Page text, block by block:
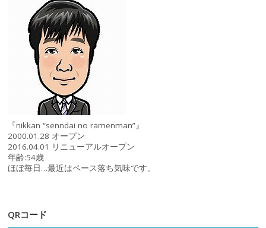
『nikkan “senndai no ramenman”』
2000.01.28 オープン
2016.04.01 リニューアルオープン
年齢:54歳
ほぼ毎日…最近はペース落ち気味です。
QRコード